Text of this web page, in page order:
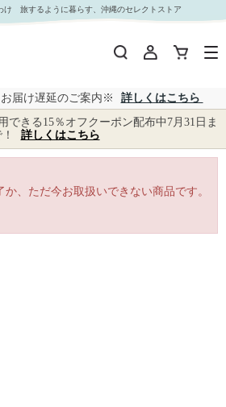
販け 旅するように暮らす、沖縄のセレクトストア
届け遅延のご案内※
詳しくはこちら
できる15％オフクーポン配布中7月31日ま
詳しくはこちら
、ただ今お取扱いできない商品です。